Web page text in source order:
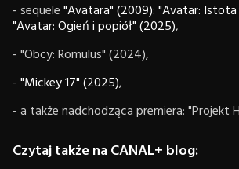
- sequele"Avatara" (2009):"Avatar:
"Avatar: Ogień i popiół" (2025),
- "Obcy: Romulus" (2024),
-"Mickey 17" (2025),
- a także nadchodząca premiera: "Projekt
Czytaj także na CANAL+ blog: